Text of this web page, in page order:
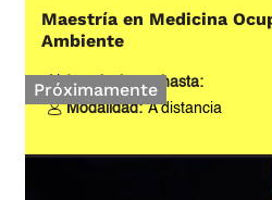
Próximamente
Maestría en Medicina
Ambiente
Inscripciones hasta:
Modalidad: A distancia